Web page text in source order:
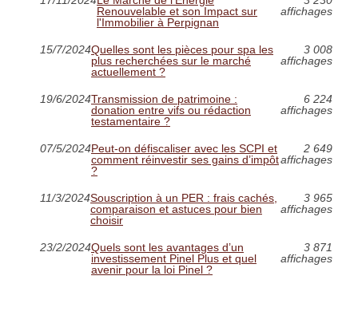
Renouvelable et son Impact sur
l'Immobilier à Perpignan
affichages
15/7/2024Quelles sont les pièces pour spa les
plus recherchées sur le marché
actuellement ?
3 008
affichages
19/6/2024Transmission de patrimoine :
donation entre vifs ou rédaction
testamentaire ?
6 224
affichages
07/5/2024Peut-on défiscaliser avec les SCPI et
comment réinvestir ses gains d’impôt
?
2 649
affichages
11/3/2024Souscription à un PER : frais cachés,
comparaison et astuces pour bien
choisir
3 965
affichages
23/2/2024Quels sont les avantages d’un
investissement Pinel Plus et quel
avenir pour la loi Pinel ?
3 871
affichages